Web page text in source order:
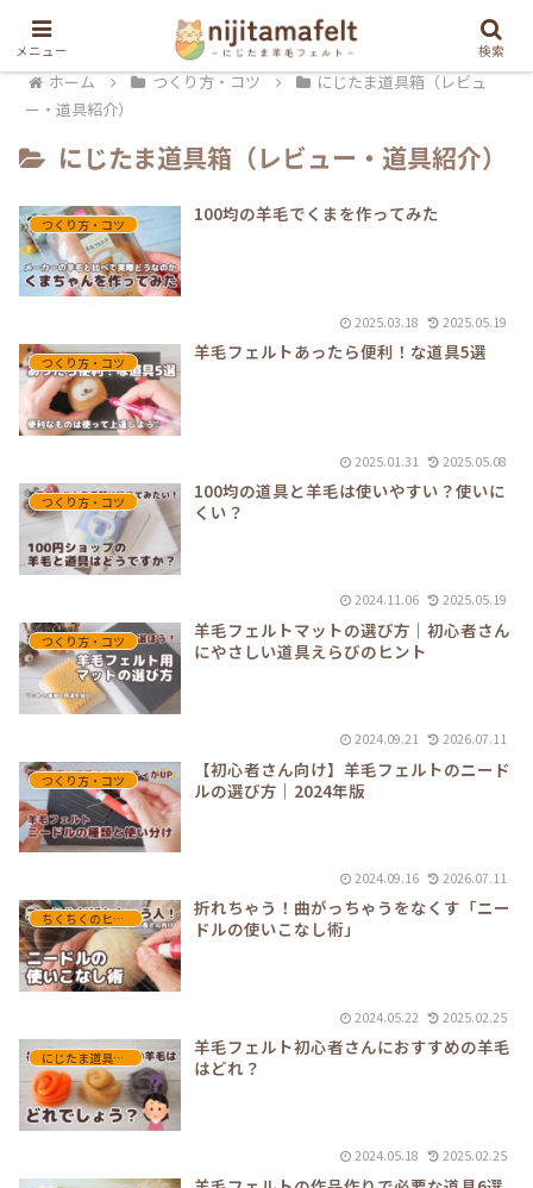
ホーム つくり方・コツ
にじたま道具箱（レビュ
ー・道具紹介）
にじたま道具箱（レビュー・道具紹介）
つくり方・コツ 100均の羊毛でくまを作ってみた
2025.03.18 2025.05.19
つくり方・コツ 羊毛フェルトあったら便利！な道具5選
2025.01.31 2025.05.08
つくり方・コツ
100均の道具と羊毛は使いやすい？使いに
くい？
2024.11.06 2025.05.19
つくり方・コツ
羊毛フェルトマットの選び方｜初心者さん
にやさしい道具えらびのヒント
2024.09.21 2026.07.11
つくり方・コツ
【初心者さん向け】羊毛フェルトのニード
ルの選び方｜2024年版
2024.09.16 2026.07.11
ちくちくのヒント（テクニック系）
折れちゃう！曲がっちゃうをなくす「ニー
ドルの使いこなし術」
2024.05.22 2025.02.25
にじたま道具箱（レビュー・道具紹介）
羊毛フェルト初心者さんにおすすめの羊毛
はどれ？
2024.05.18 2025.02.25
メニュー 検索